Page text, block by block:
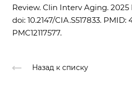
Review. Clin Interv Aging. 2025
doi: 10.2147/CIA.S517833. PMID:
PMC12117577.
Назад к списку